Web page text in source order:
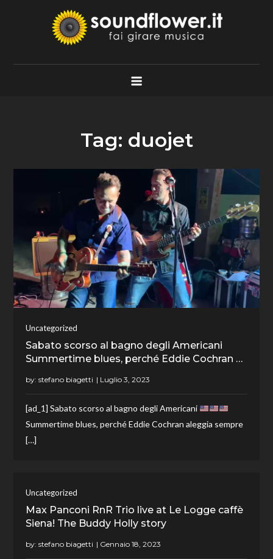
Soundflower.it
Fai Girare Musica
Tag: duojet
Uncategorized
Sabato scorso al bagno degli Americani
Summertime blues, perché Eddie Cochran …
by:stefano biagetti
[ad_1] Sabato scorso al bagno degli Americani
Summertime blues, perché Eddie Cochran aleggia sempre
[…]
Uncategorized
Max Panconi RnR Trio live at Le Logge caffè
Siena! The Buddy Holly story
by:stefano biagetti